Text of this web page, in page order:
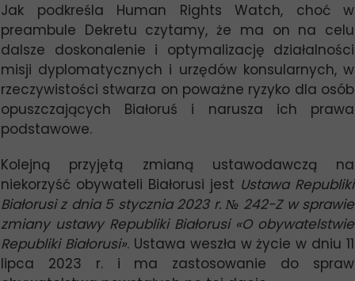
Jak podkreśla Human Rights Watch, choć w
preambule Dekretu czytamy, że ma on na celu
dalsze doskonalenie i optymalizację działalności
misji dyplomatycznych i urzędów konsularnych, w
rzeczywistości stwarza on poważne ryzyko dla osób
opuszczających Białoruś i narusza ich prawa
podstawowe.
Kolejną przyjętą zmianą ustawodawczą na
niekorzyść obywateli Białorusi jest Ustawa Republiki
Białorusi z dnia 5 stycznia 2023 r.№ 242-Z w sprawie
zmiany ustawy Republiki Białorusi «O obywatelstwie
Republiki Białorusi». Ustawa weszła w życie w dniu 11
lipca 2023 r. i ma zastosowanie do spraw